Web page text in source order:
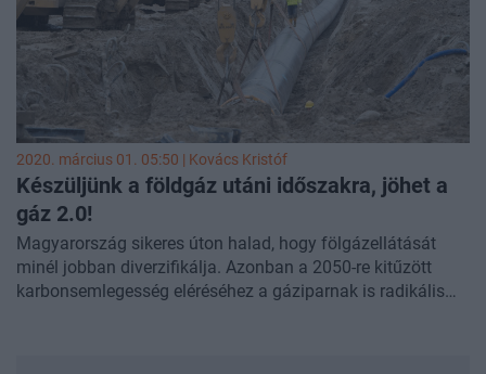
2020. március 01. 05:50 | Kovács Kristóf
Készüljünk a földgáz utáni időszakra, jöhet a
gáz 2.0!
Magyarország sikeres úton halad, hogy fölgázellátását
minél jobban diverzifikálja. Azonban a 2050-re kitűzött
karbonsemlegesség eléréséhez a gáziparnak is radikális